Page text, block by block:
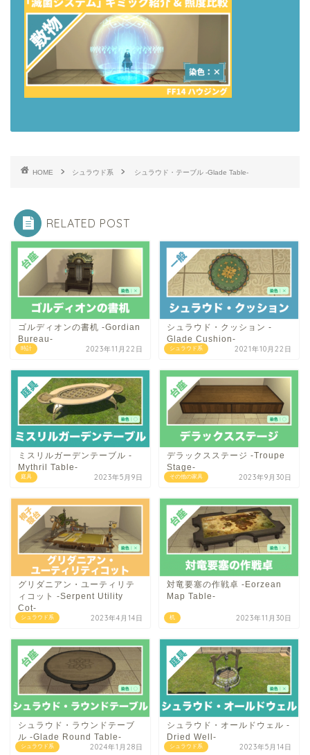
HOME シュラウド系 シュラウド・テーブル -Glade Table-
RELATED POST
時計
ゴルディオンの書机 -Gordian
Bureau-
2023年11月22日 シュラウド系
シュラウド・クッション -
Glade Cushion-
2021年10月22日
庭具
ミスリルガーデンテーブル -
Mythril Table-
2023年5月9日 その他の家具
デラックスステージ -Troupe
Stage-
2023年9月30日
シュラウド系
グリダニアン・ユーティリテ
ィコット -Serpent Utility
Cot-
2023年4月14日 机
対竜要塞の作戦卓 -Eorzean
Map Table-
2023年11月30日
シュラウド系
シュラウド・ラウンドテーブ
ル -Glade Round Table-
2024年1月28日 シュラウド系
シュラウド・オールドウェル -
Dried Well-
2023年5月14日